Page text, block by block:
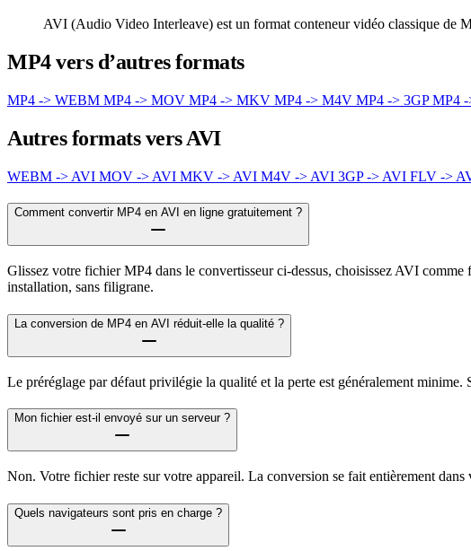
AVI (Audio Video Interleave) est un format conteneur vidéo classique de
MP4 vers d’autres formats
MP4 -> WEBM MP4 -> MOV MP4 -> MKV MP4 -> M4V MP4 -> 3GPMP4
Autres formats vers AVI
WEBM -> AVI MOV -> AVI MKV -> AVI M4V -> AVI 3GP -> AVI FLV ->
Comment convertir MP4 en AVI en ligne gratuitement ?
Glissez votre fichier MP4 dans le convertisseur ci-dessus, choisissez AVI
installation, sans filigrane.
La conversion de MP4 en AVI réduit-elle la qualité ?
Le préréglage par défaut privilégie la qualité et la perte est généralement
Mon fichier est-il envoyé sur un serveur ?
Non. Votre fichier reste sur votre appareil. La conversion se fait entièrement dans
Quels navigateurs sont pris en charge ?